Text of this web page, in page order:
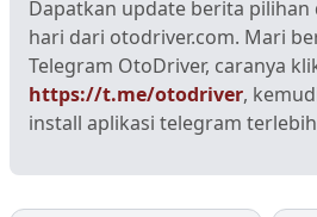
Dapatkan update berita
hari dari otodriver.com. Mari
Telegram OtoDriver, caranya
https://t.me/otodriver,
install aplikasi telegram